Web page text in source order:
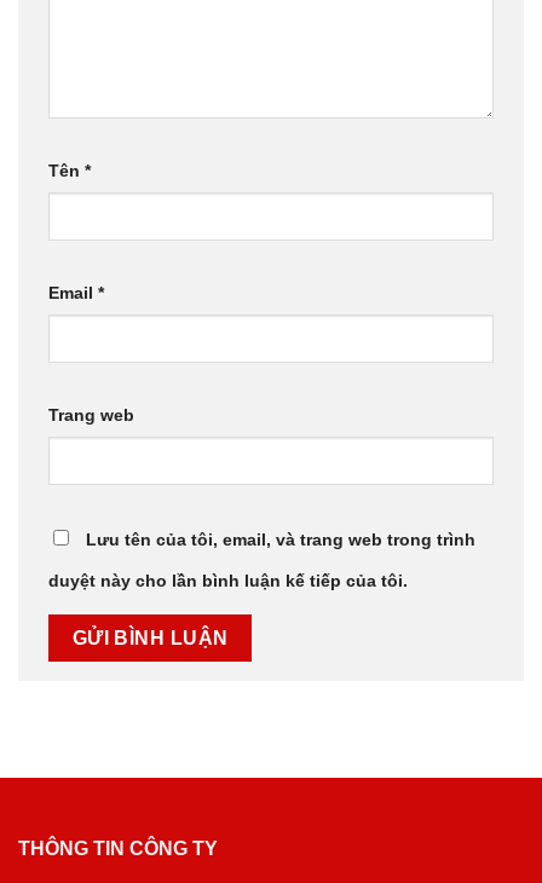
Tên *
Email *
Trang web
Lưu tên của tôi, email, và trang web trong trình
duyệt này cho lần bình luận kế tiếp của tôi.
THÔNG TIN CÔNG TY